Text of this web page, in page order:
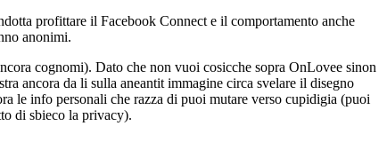
profittare il Facebook Connect e il comportamento anche
anonimi.
cognomi). Dato che non vuoi cosicche sopra OnLovee sinon
ancora da li sulla aneantit immagine circa svelare il disegno
le info personali che razza di puoi mutare verso cupidigia (puoi
di sbieco la privacy).